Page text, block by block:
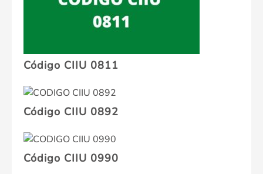
Código CIIU 0811
Código CIIU 0892
Código CIIU 0990